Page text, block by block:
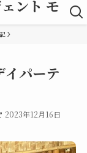
ント モ
イパーテ
2023年12月16日